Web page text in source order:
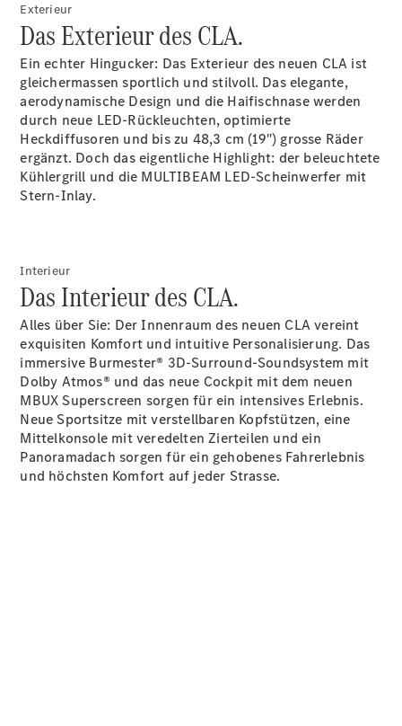
Garantie
Rückrufe
Ersatzteile
Accessories
Digitale
Exterieur
Das Exterieur des CLA.
Ein echter Hingucker: Das Exterieur des neuen CLA ist
gleichermassen sportlich und stilvoll. Das elegante,
aerodynamische Design und die Haifischnase werden
durch neue LED-Rückleuchten, optimierte
Heckdiffusoren und bis zu 48,3 cm (19") grosse Räder
ergänzt. Doch das eigentliche Highlight: der beleuchtete
Kühlergrill und die MULTIBEAM LED-Scheinwerfer mit
Stern-Inlay.
Interieur
Das Interieur des CLA.
Alles über Sie: Der Innenraum des neuen CLA vereint
exquisiten Komfort und intuitive Personalisierung. Das
immersive Burmester® 3D-Surround-Soundsystem mit
Dolby Atmos® und das neue Cockpit mit dem neuen
MBUX Superscreen sorgen für ein intensives Erlebnis.
Neue Sportsitze mit verstellbaren Kopfstützen, eine
Mittelkonsole mit veredelten Zierteilen und ein
Panoramadach sorgen für ein gehobenes Fahrerlebnis
und höchsten Komfort auf jeder Strasse.